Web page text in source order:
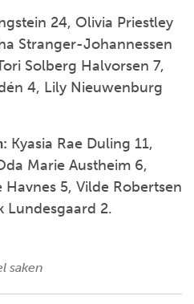
24, Olivia Priestley
Stranger-Johannessen
Solberg Halvorsen 7,
4, Lily Nieuwenburg
Kyasia Rae Duling 11,
Marie Austheim 6,
Havnes 5, Vilde Robertsen
Lundesgaard 2.
saken